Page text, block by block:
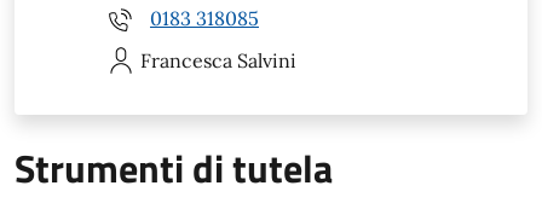
0183 318085
Francesca Salvini
Strumenti di tutela